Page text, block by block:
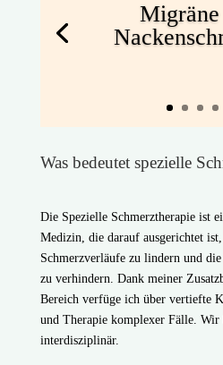
Was bedeutet spezielle
Die Spezielle Schmerztherapie ist
Medizin, die darauf ausgerichtet
Schmerzverläufe zu lindern und
zu verhindern. Dank meiner
Bereich verfüge ich über vertiefte
und Therapie komplexer Fälle. Wir
interdisziplinär.